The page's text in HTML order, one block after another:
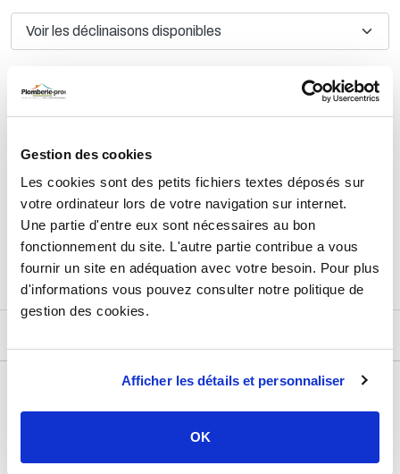
Gestion des cookies
Les cookies sont des petits fichiers textes déposés sur
votre ordinateur lors de votre navigation sur internet.
Une partie d'entre eux sont nécessaires au bon
fonctionnement du site. L'autre partie contribue a vous
fournir un site en adéquation avec votre besoin. Pour plus
d'informations vous pouvez consulter notre politique de
gestion des cookies.
Afficher les détails et personnaliser
OK
10,86 €
AJOUTER AU PANIER
Retours et échanges jusqu'à 90 jours
En savoir plus
DÉTAILS TECHNIQUES
Marque